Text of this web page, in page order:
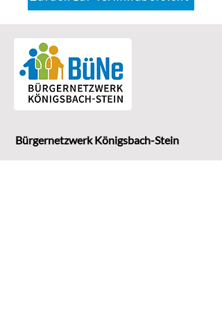
Bürgernetzwerk Königsbach-Stein